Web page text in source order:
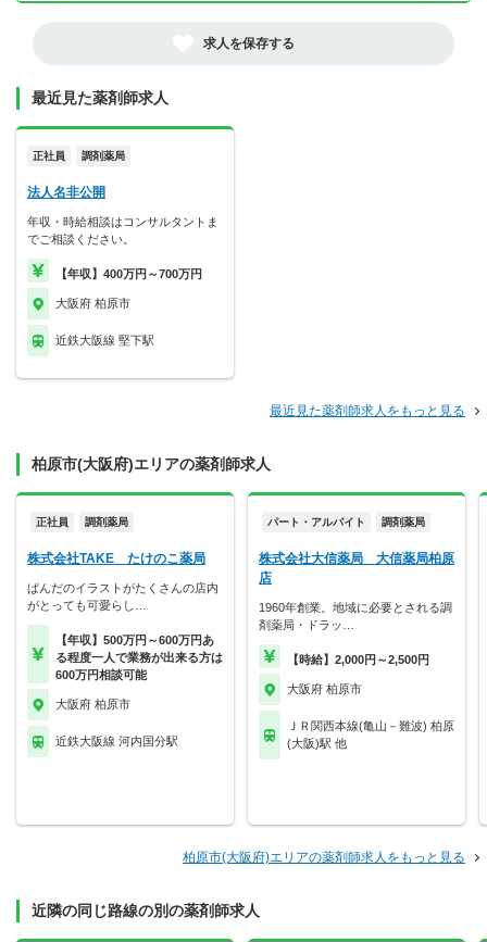
求人を保存する
最近見た薬剤師求人
正社員 調剤薬局
法人名非公開
年収・時給相談はコンサルタントま
でご相談ください。
【年収】400万円～700万円
大阪府 柏原市
近鉄大阪線 堅下駅
最近見た薬剤師求人をもっと見る
柏原市(大阪府)エリアの薬剤師求人
正社員 調剤薬局
株式会社TAKE たけのこ薬局
ぱんだのイラストがたくさんの店内
がとっても可愛らし…
【年収】500万円～600万円あ
る程度一人で業務が出来る方は
600万円相談可能
大阪府 柏原市
近鉄大阪線 河内国分駅
パート・アルバイト 調剤薬局
株式会社大信薬局 大信薬局柏原
店
1960年創業。地域に必要とされる調
剤薬局・ドラッ…
【時給】2,000円～2,500円
大阪府 柏原市
ＪＲ関西本線(亀山－難波) 柏原
(大阪)駅 他
柏原市(大阪府)エリアの薬剤師求人をもっと見る
近隣の同じ路線の別の薬剤師求人